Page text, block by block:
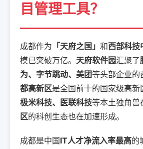
目管理工具？
成都作为 「天府之国」 和西部科技
模已突破万亿。 天府软件园汇聚了
为、字节跳动、美团等头部企业的
都高新区是全国前十的国家级高
极米科技、医联科技等本土独角兽
区的科创生态也在加速形成。
成都是中国IT人才净流入率最高的